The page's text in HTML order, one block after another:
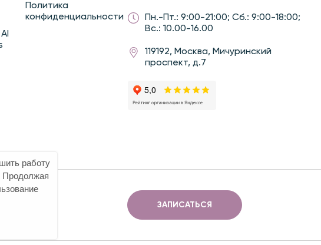
Политика
конфиденциальности
Пн.-Пт.: 9:00-21:00; Сб.: 9:00-18:00;
Вс.: 10.00-16.00
119192, Москва, Мичуринский
проспект, д.7
ЗАПИСАТЬСЯ
работу
Продолжая